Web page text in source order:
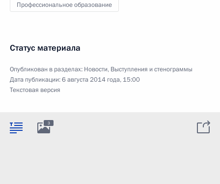
Профессиональное образование
Статус материала
Опубликован в разделах: Новости, Выступления и стенограммы
Дата публикации:6 августа 2014 года, 15:00
Текстовая версия
3